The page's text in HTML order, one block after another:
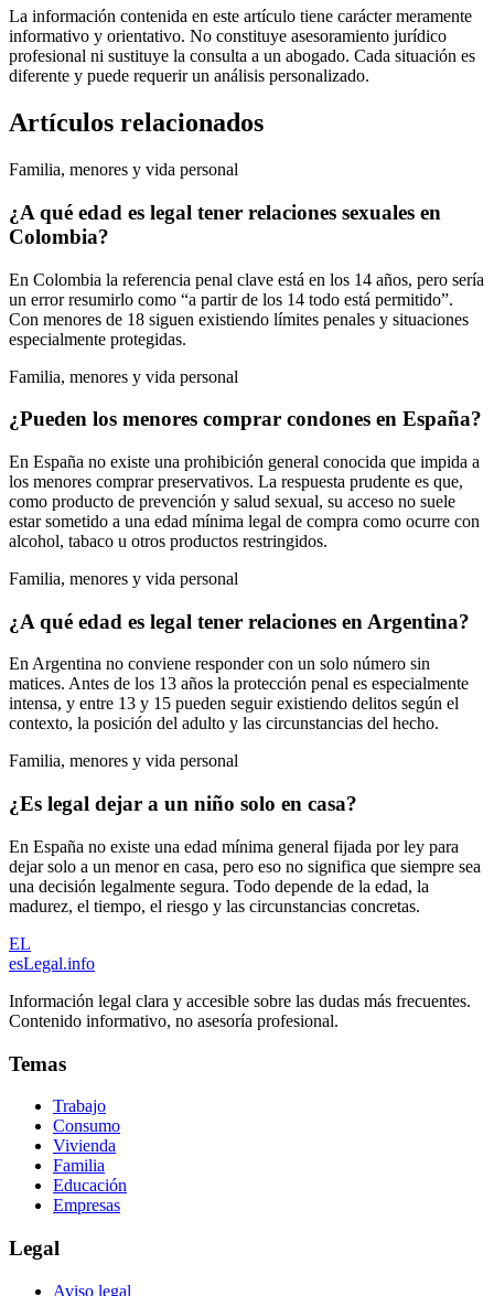
La información contenida en este artículo tiene carácter meramente
informativo y orientativo. No constituye asesoramiento jurídico
profesional ni sustituye la consulta a un abogado. Cada situación es
diferente y puede requerir un análisis personalizado.
Artículos relacionados
Familia, menores y vida personal
¿A qué edad es legal tener relaciones sexuales en
Colombia?
En Colombia la referencia penal clave está en los 14 años, pero sería
un error resumirlo como “a partir de los 14 todo está permitido”.
Con menores de 18 siguen existiendo límites penales y situaciones
especialmente protegidas.
Familia, menores y vida personal
¿Pueden los menores comprar condones en España?
En España no existe una prohibición general conocida que impida a
los menores comprar preservativos. La respuesta prudente es que,
como producto de prevención y salud sexual, su acceso no suele
estar sometido a una edad mínima legal de compra como ocurre con
alcohol, tabaco u otros productos restringidos.
Familia, menores y vida personal
¿A qué edad es legal tener relaciones en Argentina?
En Argentina no conviene responder con un solo número sin
matices. Antes de los 13 años la protección penal es especialmente
intensa, y entre 13 y 15 pueden seguir existiendo delitos según el
contexto, la posición del adulto y las circunstancias del hecho.
Familia, menores y vida personal
¿Es legal dejar a un niño solo en casa?
En España no existe una edad mínima general fijada por ley para
dejar solo a un menor en casa, pero eso no significa que siempre sea
una decisión legalmente segura. Todo depende de la edad, la
madurez, el tiempo, el riesgo y las circunstancias concretas.
EL
esLegal.info
Información legal clara y accesible sobre las dudas más frecuentes.
Contenido informativo, no asesoría profesional.
Temas
Trabajo
Consumo
Vivienda
Familia
Educación
Empresas
Legal
Aviso legal